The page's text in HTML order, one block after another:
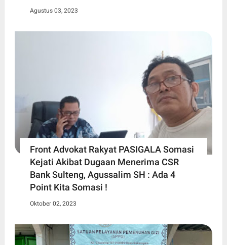
Agustus 03, 2023
Front Advokat Rakyat PASIGALA Somasi
Kejati Akibat Dugaan Menerima CSR
Bank Sulteng, Agussalim SH : Ada 4
Point Kita Somasi !
Oktober 02, 2023